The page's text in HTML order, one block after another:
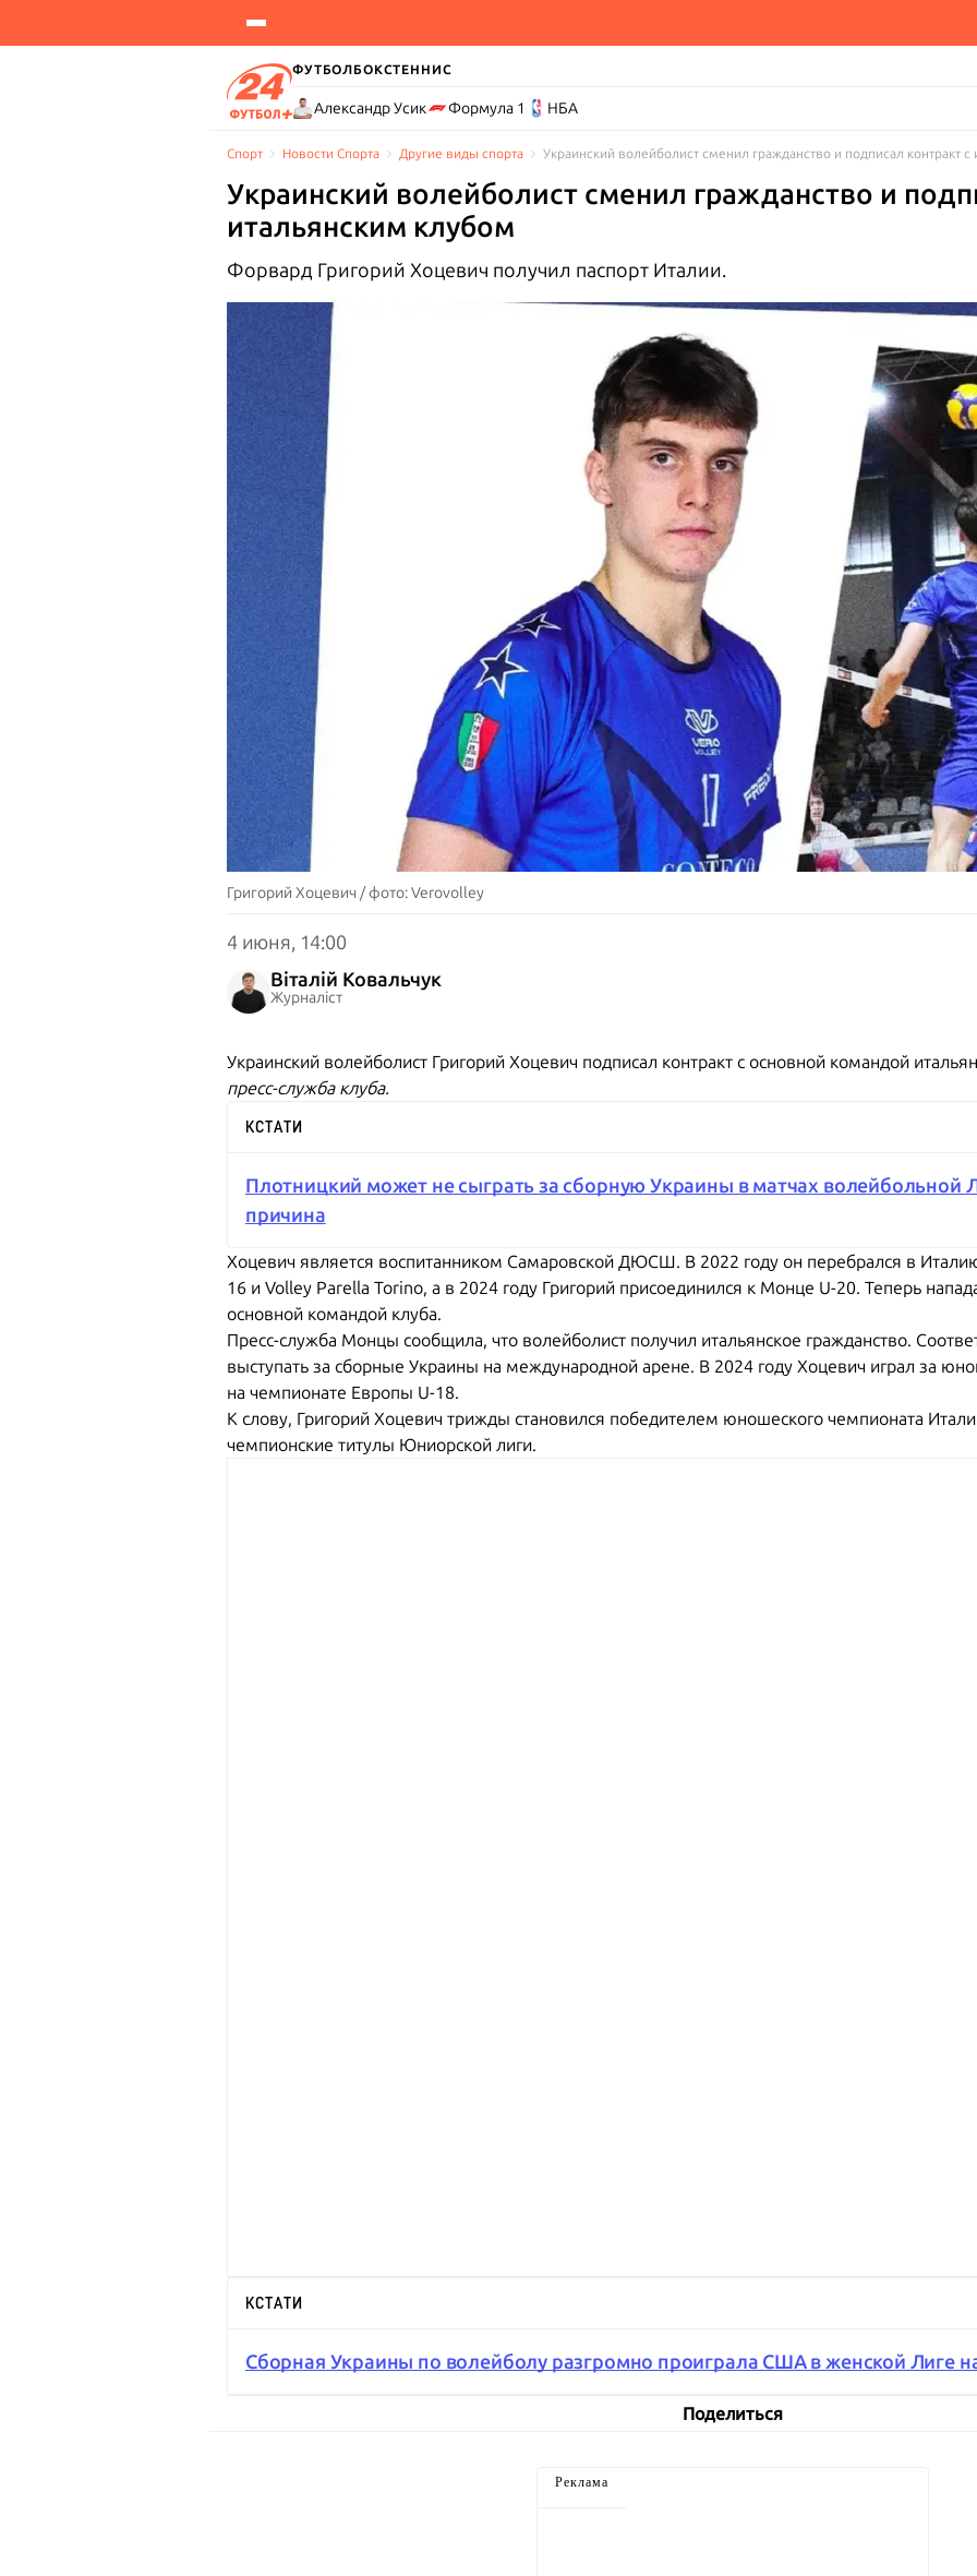
ФУТБОЛБОКСТЕННИС
Александр Усик Формула 1 НБА
Спорт Новости Cпорта Другие виды спорта Украинский волейболист сменил гражданство и подписал контракт с
Украинский волейболист сменил гражданство и
итальянским клубом
Форвард Григорий Хоцевич получил паспорт Италии.
Григорий Хоцевич / фото: Verovolley
4 июня, 14:00
Віталій Ковальчук
Журналіст
Украинский волейболист Григорий Хоцевич подписал контракт с основной командой
пресс-служба клуба.
КСТАТИ
Плотницкий может не сыграть за сборную Украины в матчах волейбольной
причина
Хоцевич является воспитанником Самаровской ДЮСШ. В 2022 году он перебрался в
16 и Volley Parella Torino, а в 2024 году Григорий присоединился к Монце U-20. Теперь
основной командой клуба.
Пресс-служба Монцы сообщила, что волейболист получил итальянское гражданство.
выступать за сборные Украины на международной арене. В 2024 году Хоцевич играл за
на чемпионате Европы U-18.
К слову, Григорий Хоцевич трижды становился победителем юношеского чемпионата
чемпионские титулы Юниорской лиги.
КСТАТИ
Сборная Украины по волейболу разгромно проиграла США в женской Лиге
Поделиться
Реклама